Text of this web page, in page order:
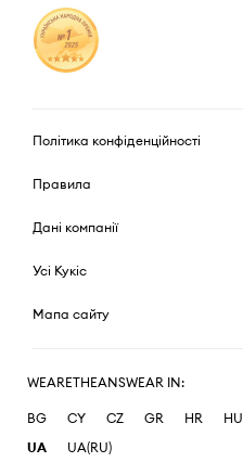
Політика конфіденційності
Правила
Дані компанії
Усі Кукіс
Мапа сайту
WEARETHEANSWEAR IN:
BG CY CZ GR HR HU
UA
UA(RU)